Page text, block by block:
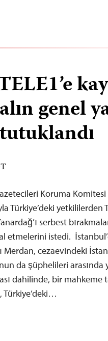
genel
Koruma Komitesi
Türkiye’deki yetkililerden
serbest
etmelerini istedi.
Merdan, cezaevindeki
da şüphelileri arasında
dahilinde, bir mahkeme
Türkiye’deki…